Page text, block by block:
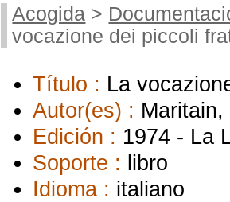
Acogida >
vocazione dei piccoli
Título : La
Autor(es) : Maritain,
Edición : 1974 - La
Soporte : libro
Idioma : italiano